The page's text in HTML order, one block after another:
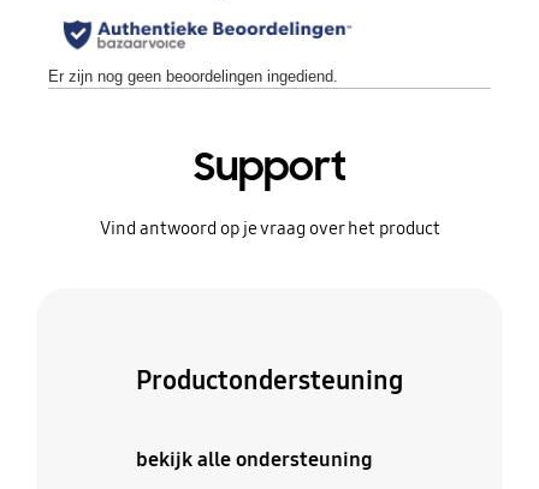
Support
Vind antwoord op je vraag over het product
Productondersteuning
bekijk alle ondersteuning